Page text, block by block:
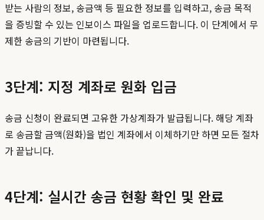
받는 사람의 정보, 송금액 등 필요한 정보를 입력하고, 송금 목적
을 증빙할 수 있는 인보이스 파일을 업로드합니다. 이 단계에서 무
제한 송금의 기반이 마련됩니다.
3단계: 지정 계좌로 원화 입금
송금 신청이 완료되면 고유한 가상계좌가 발급됩니다. 해당 계좌
로 송금할 금액(원화)을 법인 계좌에서 이체하기만 하면 모든 절차
가 끝납니다.
4단계: 실시간 송금 현황 확인 및 완료